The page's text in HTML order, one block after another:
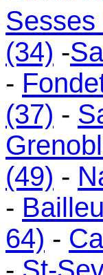
Sesses
(34) -
-
(37) -
(49) -
-
64) -